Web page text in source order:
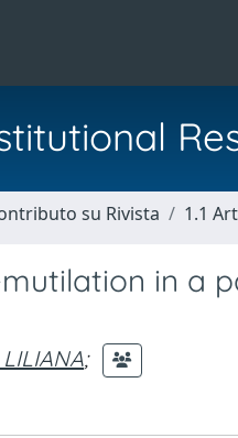
su Rivista 1.1
in a
LILIANA;